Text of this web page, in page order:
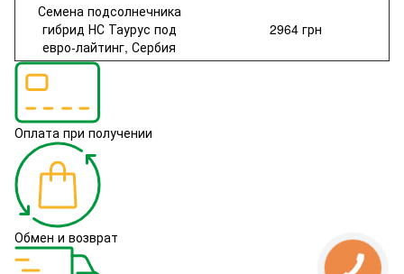
Семена подсолнечника
гибрид НС Таурус под
евро-лайтинг, Сербия
2964 грн
Оплата при получении
Обмен и возврат